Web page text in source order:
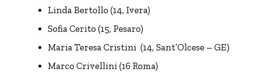
Linda Bertollo (14, Ivera)
Sofia Cerito (15, Pesaro)
Maria Teresa Cristini (14, Sant’Olcese – GE)
Marco Crivellini (16 Roma)